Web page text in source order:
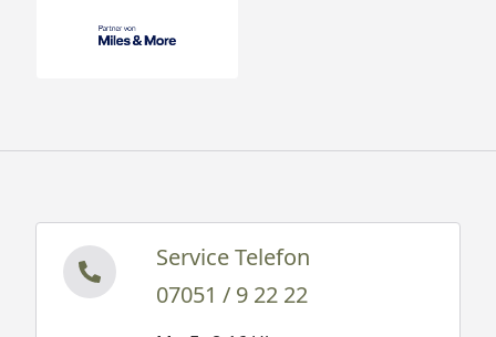
Service Telefon
07051 / 9 22 22